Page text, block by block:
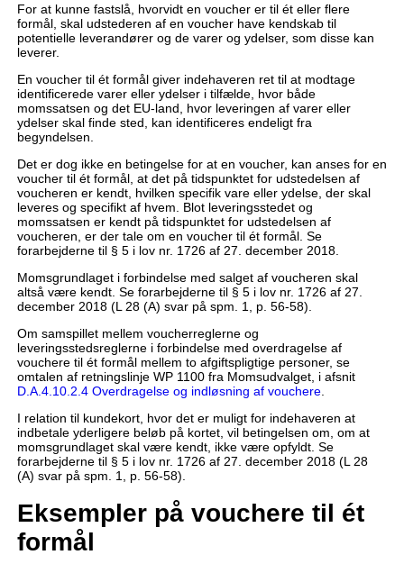
For at kunne fastslå, hvorvidt en voucher er til ét eller flere
formål, skal udstederen af en voucher have kendskab til
potentielle leverandører og de varer og ydelser, som disse kan
leverer.
En voucher til ét formål giver indehaveren ret til at modtage
identificerede varer eller ydelser i tilfælde, hvor både
momssatsen og det EU-land, hvor leveringen af varer eller
ydelser skal finde sted, kan identificeres endeligt fra
begyndelsen.
Det er dog ikke en betingelse for at en voucher, kan anses for en
voucher til ét formål, at det på tidspunktet for udstedelsen af
voucheren er kendt, hvilken specifik vare eller ydelse, der skal
leveres og specifikt af hvem. Blot leveringsstedet og
momssatsen er kendt på tidspunktet for udstedelsen af
voucheren, er der tale om en voucher til ét formål. Se
forarbejderne til § 5 i lov nr. 1726 af 27. december 2018.
Momsgrundlaget i forbindelse med salget af voucheren skal
altså være kendt. Se forarbejderne til § 5 i lov nr. 1726 af 27.
december 2018 (L 28 (A) svar på spm. 1, p. 56-58).
Om samspillet mellem voucherreglerne og
leveringsstedsreglerne i forbindelse med overdragelse af
vouchere til ét formål mellem to afgiftspligtige personer, se
omtalen af retningslinje WP 1100 fra Momsudvalget, i afsnit
D.A.4.10.2.4 Overdragelse og indløsning af vouchere.
I relation til kundekort, hvor det er muligt for indehaveren at
indbetale yderligere beløb på kortet, vil betingelsen om, om at
momsgrundlaget skal være kendt, ikke være opfyldt. Se
forarbejderne til § 5 i lov nr. 1726 af 27. december 2018 (L 28
(A) svar på spm. 1, p. 56-58).
Eksempler på vouchere til ét
formål